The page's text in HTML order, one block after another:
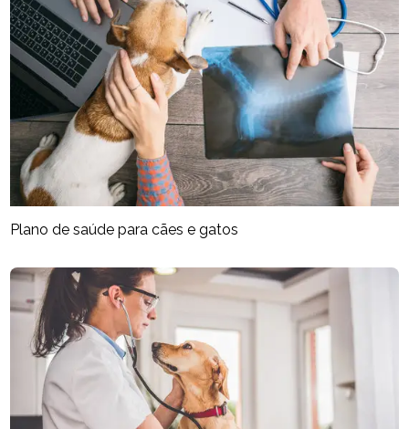
Plano de saúde para cães e gatos